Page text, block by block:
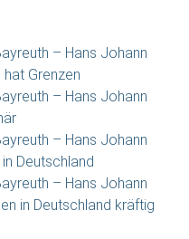
– Hans Johann
Grenzen
– Hans Johann
– Hans Johann
Deutschland
– Hans Johann
in Deutschland kräftig